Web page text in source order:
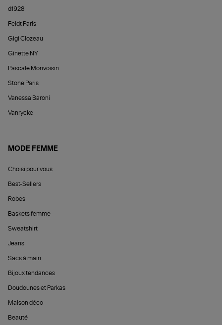
d1928
Feidt Paris
Gigi Clozeau
Ginette NY
Pascale Monvoisin
Stone Paris
Vanessa Baroni
Vanrycke
MODE FEMME
Choisi pour vous
Best-Sellers
Robes
Baskets femme
Sweatshirt
Jeans
Sacs à main
Bijoux tendances
Doudounes et Parkas
Maison déco
Beauté